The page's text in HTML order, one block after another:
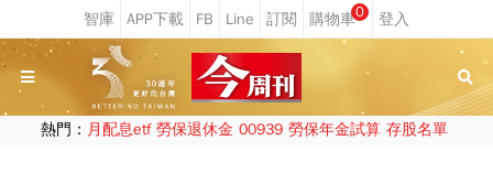
0
熱門： 月配息etf 勞保退休金 00939 勞保年金試算 存股名單